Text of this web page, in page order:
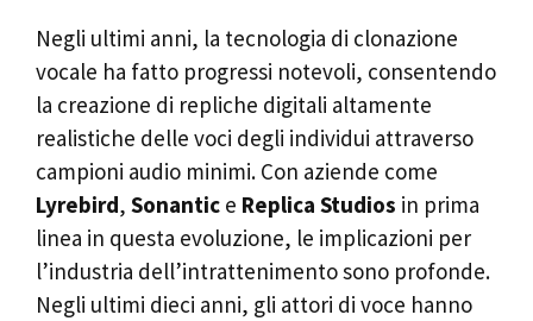
Negli ultimi anni, la tecnologia di clonazione
vocale ha fatto progressi notevoli, consentendo
la creazione di repliche digitali altamente
realistiche delle voci degli individui attraverso
campioni audio minimi. Con aziende come
Lyrebird, Sonantic e Replica Studios in prima
linea in questa evoluzione, le implicazioni per
l’industria dell’intrattenimento sono profonde.
Negli ultimi dieci anni, gli attori di voce hanno